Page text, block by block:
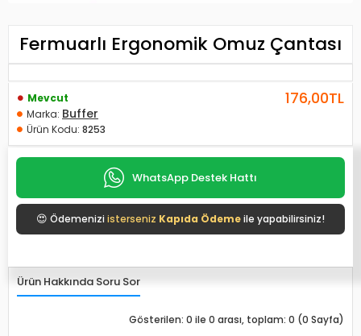
Fermuarlı Ergonomik Omuz Çantası
176,00TL
Mevcut
Marka: Buffer
Ürün Kodu: 8253
WhatsApp Destek Hattı
😍 Ödemenizi isterseniz Kapıda Ödemeile yapabilirsiniz!
Ürün Hakkında Soru Sor
Gösterilen: 0 ile 0 arası, toplam: 0 (0 Sayfa)